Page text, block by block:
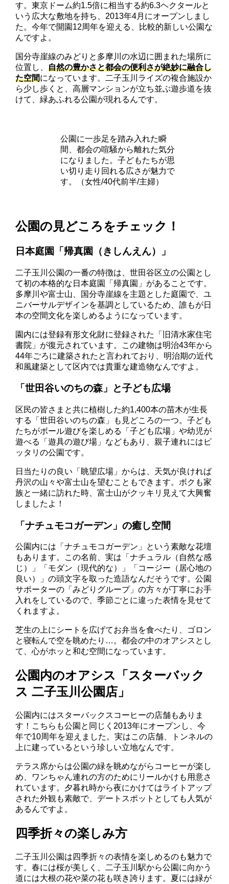
す。東京ドーム約1.5倍に相当する約6.3ヘクタールと
いう広大な敷地を持ち、2013年4月にオープンしまし
た。今年で開園12周年を迎える、比較的新しい公園な
んですよ。
国分寺崖線のみどりと多摩川の水辺に囲まれた場所に
位置し、自然の豊かさと都会の便利さが絶妙に融合し
た空間になっています。二子玉川ライズの複合施設か
ら少し歩くと、高層マンションが立ち並ぶ遊歩道を抜
けて、緑あふれる公園が現れるんです。
公園に一歩足を踏み入れた瞬
間、都会の喧騒から離れた気分
になりました。子どもたちが思
い切り走り回れる広さが魅力で
す。（女性/40代前半/主婦）
公園の見どころをチェック！
日本庭園「帰真園（きしんえん）」
二子玉川公園の一番の特徴は、世田谷区立の公園とし
て初の本格的な日本庭園「帰真園」があることです。
多摩川や富士山、国分寺崖線を主題とした庭園で、ユ
ニバーサルデザインを基調としているため、誰もが日
本の空間文化を楽しめるようになっています。
園内には登録有形文化財に登録された「旧清水家住宅
書院」が復元されています。この建物は明治43年から
44年ごろに建築されたと言われており、明治期の近代
和風建築として区内では貴重な建造物なんですよ。
「世田谷いのちの森」と子ども広場
区民の皆さまと共に植樹した約1,400本の苗木が生長
する「世田谷いのちの森」も見どころの一つ。子ども
たちがボール遊びを楽しめる「子ども広場」や幼児が
遊べる「遊具の遊び場」などもあり、親子連れにはピ
ッタリの公園です。
日当たりの良い「眺望広場」からは、天気が良ければ
丹沢の山々や富士山を望むこともできます。ボクも家
族と一緒に訪れた時、富士山がクッキリ見えて大興奮
しましたよ！
「ナチュモコガーデン」の癒し空間
公園内には「ナチュモコガーデン」という素敵な花壇
もあります。この名前、実は「ナチュラル（自然な感
じ）」「モダン（現代的な）」「コージー（居心地の
良い）」の頭文字を取った造語なんだそうです。公園
サポーターの「みどりグループ」の方々が丁寧にお手
入れをしているので、季節ごとに違った表情を見せて
くれますよ。
芝生の上にシートを広げてお弁当を食べたり、ゴロン
と寝転んで空を眺めたり…。都会の中のオアシスとし
て、心がホッと和む空間になっています。
公園内のオアシス「スターバック
ス 二子玉川公園店」
公園内にはスターバックスコーヒーの店舗もありま
す！こちらも公園と同じく2013年にオープンし、今
年で10周年を迎えました。実はこの店舗、トンネルの
上に建っているという珍しい立地なんです。
テラス席からは公園の緑を眺めながらコーヒーが楽し
め、ワンちゃん連れの方のためにリールかけも用意さ
れています。夕暮れ時から夜にかけてはライトアップ
された外観も素敵で、デートスポットとしても人気が
あるんですよ。
四季折々の楽しみ方
二子玉川公園は四季折々の表情を楽しめるのも魅力で
す。春には桜が美しく、二子玉川駅から公園に向かう
道には大根の花や菜の花も咲き誇ります。夏には緑が